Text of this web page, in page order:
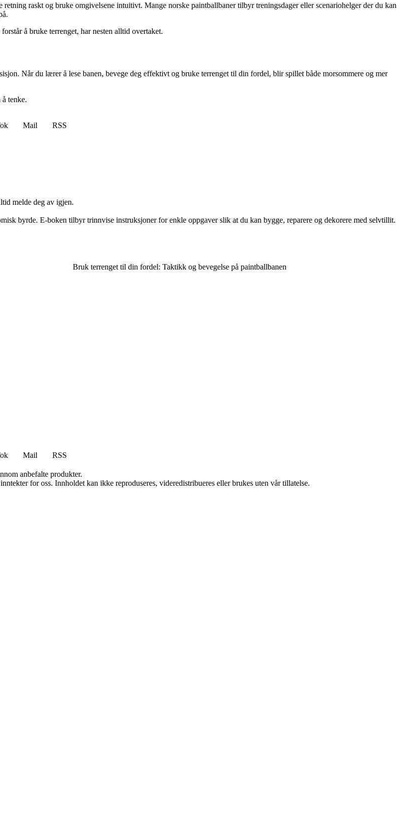
raskt og bruke omgivelsene intuitivt. Mange norske paintballbaner tilbyr treningsdager eller scenariohelger der du kan
å bruke terrenget, har nesten alltid overtaket.
Når du lærer å lese banen, bevege deg effektivt og bruke terrenget til din fordel, blir spillet både morsommere og mer
tenke.
Mail
RSS
melde deg av igjen.
byrde. E-boken tilbyr trinnvise instruksjoner for enkle oppgaver slik at du kan bygge, reparere og dekorere med selvtillit.
Bruk terrenget til din fordel: Taktikk og bevegelse på paintballbanen
Mail
RSS
anbefalte produkter.
for oss. Innholdet kan ikke reproduseres, videredistribueres eller brukes uten vår tillatelse.